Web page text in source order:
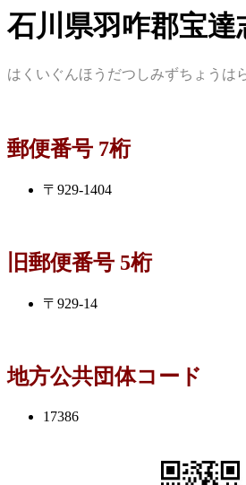
石川県羽咋郡宝達
はくいぐんほうだつしみずちょうは
郵便番号 7桁
〒929-1404
旧郵便番号 5桁
〒929-14
地方公共団体コード
17386